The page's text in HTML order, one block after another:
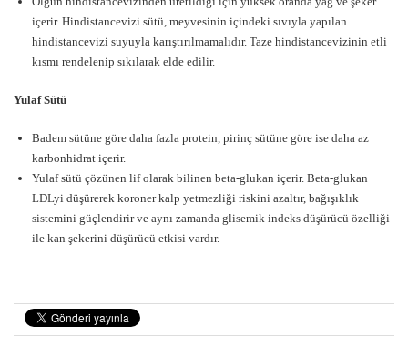
içerir. Hindistancevizi sütü, meyvesinin içindeki sıvıyla yapılan
hindistancevizi suyuyla karıştırılmamalıdır. Taze hindistancevizinin etli
kısmı rendelenip sıkılarak elde edilir.
Yulaf Sütü
Badem sütüne göre daha fazla protein, pirinç sütüne göre ise daha az
karbonhidrat içerir.
Yulaf sütü çözünen lif olarak bilinen beta-glukan içerir. Beta-glukan
LDLyi düşürerek koroner kalp yetmezliği riskini azaltır, bağışıklık
sistemini güçlendirir ve aynı zamanda glisemik indeks düşürücü özelliği
ile kan şekerini düşürücü etkisi vardır.